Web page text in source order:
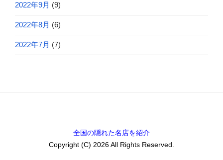
2022年9月 (9)
2022年8月 (6)
2022年7月 (7)
全国の隠れた名店を紹介
Copyright (C) 2026 All Rights Reserved.